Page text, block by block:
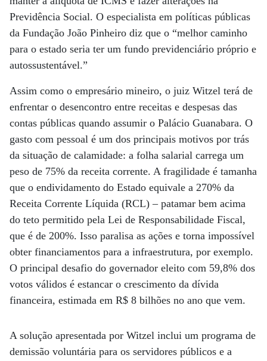
Previdência Social. O especialista em políticas públicas
da Fundação João Pinheiro diz que o “melhor caminho
para o estado seria ter um fundo previdenciário próprio e
autossustentável.”
Assim como o empresário mineiro, o juiz Witzel terá de
enfrentar o desencontro entre receitas e despesas das
contas públicas quando assumir o Palácio Guanabara. O
gasto com pessoal é um dos principais motivos por trás
da situação de calamidade: a folha salarial carrega um
peso de 75% da receita corrente. A fragilidade é tamanha
que o endividamento do Estado equivale a 270% da
Receita Corrente Líquida (RCL) – patamar bem acima
do teto permitido pela Lei de Responsabilidade Fiscal,
que é de 200%. Isso paralisa as ações e torna impossível
obter financiamentos para a infraestrutura, por exemplo.
O principal desafio do governador eleito com 59,8% dos
votos válidos é estancar o crescimento da dívida
financeira, estimada em R$ 8 bilhões no ano que vem.
A solução apresentada por Witzel inclui um programa de
demissão voluntária para os servidores públicos e a